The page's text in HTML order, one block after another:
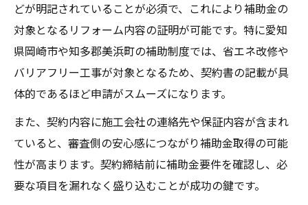
るコツ
省エネ化を実現するリフォーム契約の工夫
とは
リフォーム契約内容で省エネ補助金活用術
省エネリフォームを成功へ導く契約ポイン
ト
リフォーム契約が左右する省エネ補助金の
活用
契約に基づく補助金最大化の秘訣とは
どが明記されていることが必須で、これにより補助金の
対象となるリフォーム内容の証明が可能です。特に愛知
県岡崎市や知多郡美浜町の補助制度では、省エネ改修や
バリアフリー工事が対象となるため、契約書の記載が具
体的であるほど申請がスムーズになります。
また、契約内容に施工会社の連絡先や保証内容が含まれ
ていると、審査側の安心感につながり補助金取得の可能
性が高まります。契約締結前に補助金要件を確認し、必
要な項目を漏れなく盛り込むことが成功の鍵です。